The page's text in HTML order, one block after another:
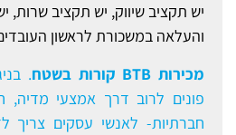
יש תקציב שיווק, יש תקציב שרות,
והעלאה במשכורת לראשון
מכירות BTB קורות בשטח.
פונים לרוב דרך אמצעי מדיה,
חברתיות- לאנשי עסקים צריך